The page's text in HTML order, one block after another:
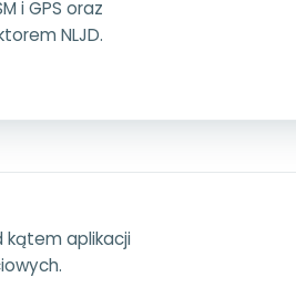
i GPS oraz
NLJD.
aplikacji